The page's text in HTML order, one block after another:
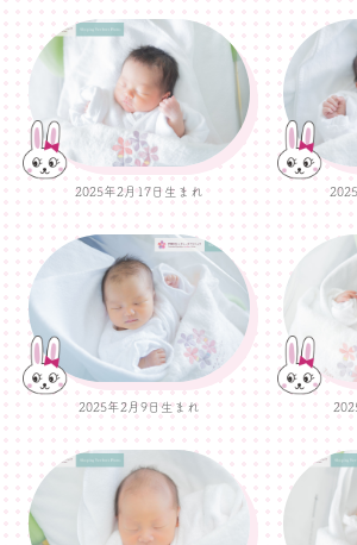
2025年2月17日生まれ
2025年2月9日生まれ